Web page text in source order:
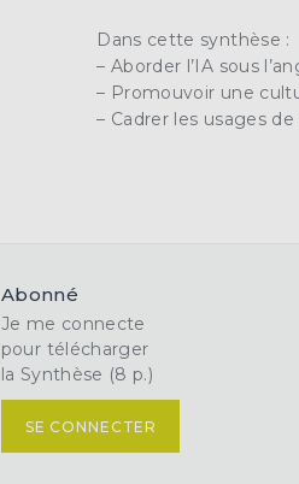
Dans cette synthèse :
– Aborder l’IA sous
– Promouvoir une
– Cadrer les usages
Abonné
Je me connecte
pour télécharger
la Synthèse (8 p.)
SE CONNECTER